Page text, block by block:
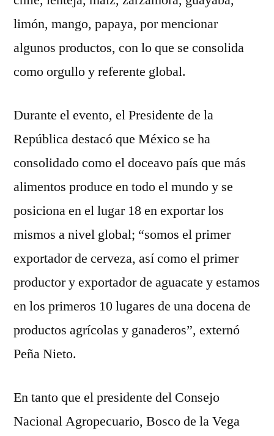
limón, mango, papaya, por mencionar
algunos productos, con lo que se consolida
como orgullo y referente global.
Durante el evento, el Presidente de la
República destacó que México se ha
consolidado como el doceavo país que más
alimentos produce en todo el mundo y se
posiciona en el lugar 18 en exportar los
mismos a nivel global; “somos el primer
exportador de cerveza, así como el primer
productor y exportador de aguacate y estamos
en los primeros 10 lugares de una docena de
productos agrícolas y ganaderos”, externó
Peña Nieto.
En tanto que el presidente del Consejo
Nacional Agropecuario, Bosco de la Vega